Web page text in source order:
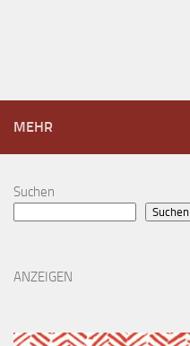
MEHR
Suchen
Suchen
ANZEIGEN